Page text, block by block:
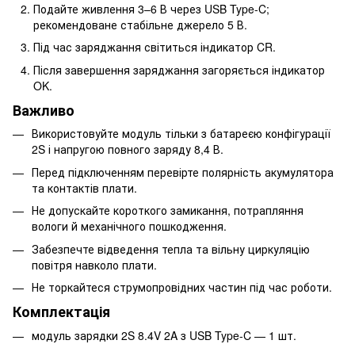
Подайте живлення 3–6 В через USB Type-C;
рекомендоване стабільне джерело 5 В.
Під час заряджання світиться індикатор CR.
Після завершення заряджання загоряється індикатор
OK.
Важливо
Використовуйте модуль тільки з батареєю конфігурації
2S і напругою повного заряду 8,4 В.
Перед підключенням перевірте полярність акумулятора
та контактів плати.
Не допускайте короткого замикання, потрапляння
вологи й механічного пошкодження.
Забезпечте відведення тепла та вільну циркуляцію
повітря навколо плати.
Не торкайтеся струмопровідних частин під час роботи.
Комплектація
модуль зарядки 2S 8.4V 2A з USB Type-C — 1 шт.